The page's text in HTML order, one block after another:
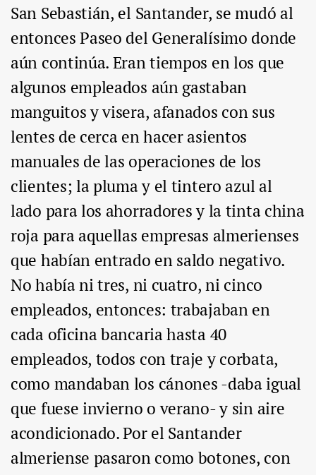
San Sebastián, el Santander, se mudó al
entonces Paseo del Generalísimo donde
aún continúa. Eran tiempos en los que
algunos empleados aún gastaban
manguitos y visera, afanados con sus
lentes de cerca en hacer asientos
manuales de las operaciones de los
clientes; la pluma y el tintero azul al
lado para los ahorradores y la tinta china
roja para aquellas empresas almerienses
que habían entrado en saldo negativo.
No había ni tres, ni cuatro, ni cinco
empleados, entonces: trabajaban en
cada oficina bancaria hasta 40
empleados, todos con traje y corbata,
como mandaban los cánones -daba igual
que fuese invierno o verano- y sin aire
acondicionado. Por el Santander
almeriense pasaron como botones, con